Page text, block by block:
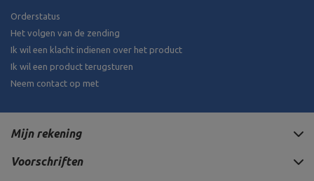
Orderstatus
Het volgen van de zending
Ik wil een klacht indienen over het product
Ik wil een product terugsturen
Neem contact op met
Mijn rekening
Voorschriften